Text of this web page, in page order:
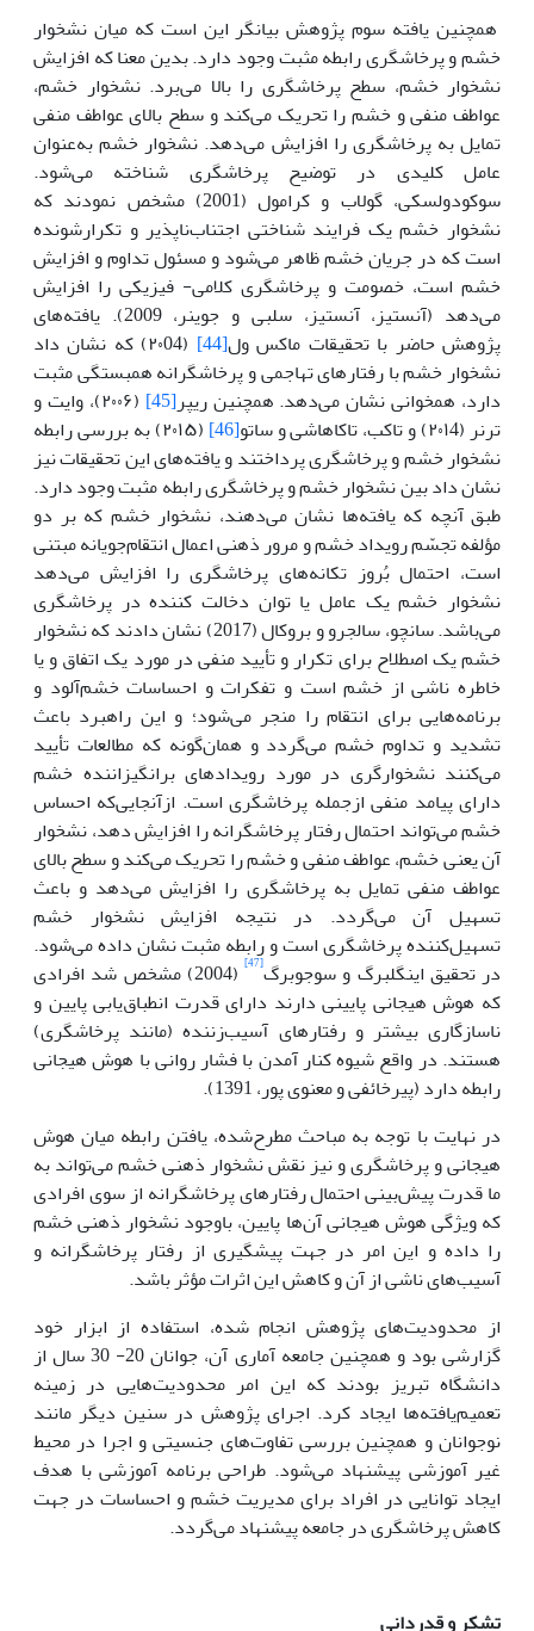
همچنین یافته سوم پژوهش بیانگر این است که میان نشخوار
خشم و پرخاشگری رابطه مثبت وجود دارد. بدین معنا که افزایش
نشخوار خشم، سطح پرخاشگری را بالا می‌برد. نشخوار خشم،
عواطف منفی و خشم را تحریک می‌کند و سطح بالای عواطف منفی
تمایل به پرخاشگری را افزایش می‌دهد. نشخوار خشم به‌عنوان
عامل کلیدی در توضیح پرخاشگری شناخته می‌شود.
سوکودولسکی، گولاب و کرامول (2001) مشخص نمودند که
نشخوار خشم یک فرایند شناختی اجتناب‌ناپذیر و تکرارشونده
است که در جریان خشم ظاهر می‌شود و مسئول تداوم و افزایش
خشم است، خصومت و پرخاشگری کلامی- فیزیکی را افزایش
می‌دهد (آنستیز، آنستیز، سلبی و جوینر، 2009). یافته‌های
پژوهش حاضر با تحقیقات ماکس ول[44]
(۲۰04) که نشان داد
نشخوار خشم با رفتارهای تهاجمی و پرخاشگرانه همبستگی مثبت
دارد، همخوانی نشان می‌دهد. همچنین ریپر[45]
(۲۰۰۶)، وایت و
ترنر (۲۰۱4) و تاکب، تاکاهاشی و ساتو
[46]
(۲۰۱۵) به بررسی رابطه
نشخوار خشم و پرخاشگری پرداختند و یافته‌های این تحقیقات نیز
نشان داد بین نشخوار خشم و پرخاشگری رابطه مثبت وجود دارد.
طبق آنچه که یافته‌ها نشان می‌دهند، نشخوار خشم که بر دو
مؤلفه تجسّم رویداد خشم و مرور ذهنی اعمال انتقام‌جویانه مبتنی
است، احتمال بُروز تکانه‌های پرخاشگری را افزایش می‌دهد
نشخوار خشم یک عامل یا توان دخالت کننده در پرخاشگری
می‌باشد. سانچو، سالجرو و بروکال (2017) نشان دادند که نشخوار
خشم یک اصطلاح برای تکرار و تأیید منفی در مورد یک اتفاق و یا
خاطره ناشی از خشم است و تفکرات و احساسات خشم‌آلود و
برنامه‌هایی برای انتقام را منجر می‌شود؛ و این راهبرد باعث
تشدید و تداوم خشم می‌گردد و همان‌گونه که مطالعات تأیید
می‌کنند نشخوارگری در مورد رویدادهای برانگیزاننده خشم
دارای پیامد منفی ازجمله پرخاشگری است. ازآنجایی‌که احساس
خشم می‌تواند احتمال رفتار پرخاشگرانه را افزایش دهد، نشخوار
آن یعنی خشم، عواطف منفی و خشم را تحریک می‌کند و سطح بالای
عواطف منفی تمایل به پرخاشگری را افزایش می‌دهد و باعث
تسهیل آن می‌گردد. در نتیجه افزایش نشخوار خشم
تسهیل‌کننده پرخاشگری است و رابطه مثبت نشان داده می‌شود.
در تحقیق اینگلبرگ و سوجوبرگ[47]
(2004) مشخص شد افرادی
که هوش هیجانی پایینی دارند دارای قدرت انطباق‌یابی پایین و
ناسازگاری بیشتر و رفتارهای آسیب‌زننده (مانند پرخاشگری)
هستند. در واقع شیوه کنار آمدن با فشار روانی با هوش هیجانی
رابطه دارد (پیرخائفی و معنوی پور، 1391).
در نهایت با توجه به مباحث مطرح‌شده، یافتن رابطه میان هوش
هیجانی و پرخاشگری و نیز نقش نشخوار ذهنی خشم می‌تواند به
ما قدرت پیش‌بینی احتمال رفتارهای پرخاشگرانه از سوی افرادی
که ویژگی هوش هیجانی آن‌ها پایین، باوجود نشخوار ذهنی خشم
را داده و این امر در جهت پیشگیری از رفتار پرخاشگرانه و
آسیب‌های ناشی از آن و کاهش این اثرات مؤثر باشد.
از محدودیت‌های پژوهش انجام شده، استفاده از ابزار خود
گزارشی بود و همچنین جامعه آماری آن، جوانان 20- 30 سال از
دانشگاه تبریز بودند که این امر محدودیت‌هایی در زمینه
تعمیم‌یافته‌ها ایجاد کرد. اجرای پژوهش در سنین دیگر مانند
نوجوانان و همچنین بررسی تفاوت‌های جنسیتی و اجرا در محیط
غیر آموزشی پیشنهاد می‌شود. طراحی برنامه آموزشی با هدف
ایجاد توانایی در افراد برای مدیریت خشم و احساسات در جهت
کاهش پرخاشگری در جامعه پیشنهاد می‌گردد.
تشکر و قدردانی